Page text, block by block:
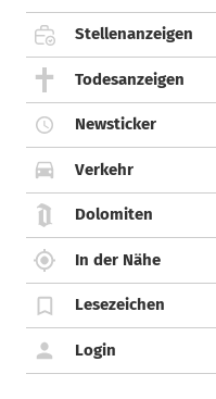
Stellenanzeigen
Todesanzeigen
Newsticker
Verkehr
Dolomiten
In der Nähe
Lesezeichen
Login